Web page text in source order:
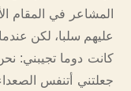
المشاعر في المقام
عليهم سلبا، لكن
كانت دوما تجيبني:
جعلتني أتنفس